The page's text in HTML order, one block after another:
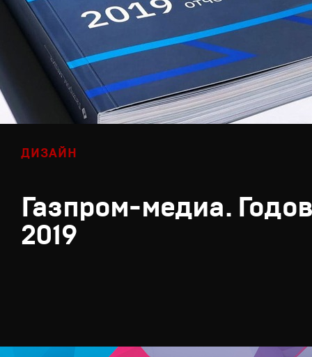
ДИЗАЙН
Газпром-медиа.
2019